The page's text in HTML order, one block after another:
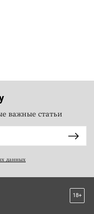
важные статьи
данных
18+